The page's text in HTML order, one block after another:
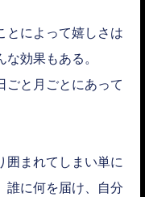
とによって嬉しさは
効果もある。
ごと月ごとにあって
囲まれてしまい単に
誰に何を届け、自分